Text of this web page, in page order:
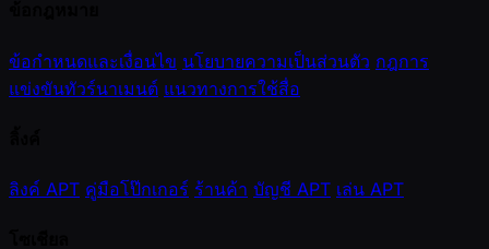
ข้อกำหนดและเงื่อนไข นโยบายความเป็นส่วนตัว กฎการ
แข่งขันทัวร์นาเมนต์ แนวทางการใช้สื่อ
ลิงค์ APT คู่มือโป๊กเกอร์ ร้านค้า บัญชี APT เล่น APT